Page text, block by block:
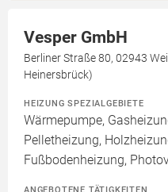
Vesper GmbH
Berliner Straße 80, 02943
Heinersbrück)
HEIZUNG SPEZIALGEBIETE
Wärmepumpe,
Pelletheizung,
Fußbodenheizung,
ANGEBOTENE TÄTIGKEITEN